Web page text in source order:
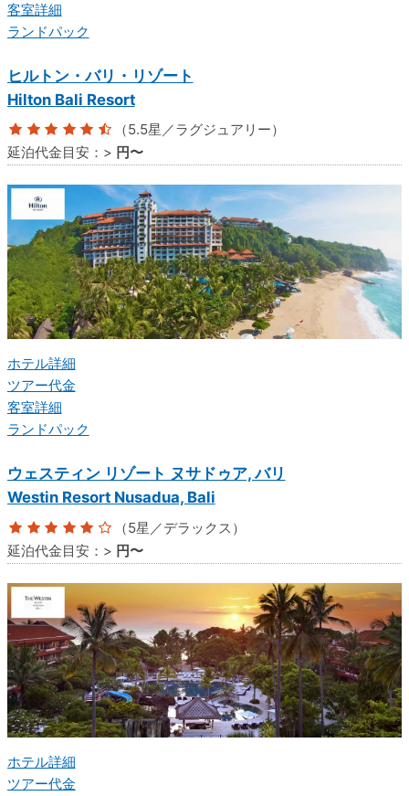
客室詳細
ランドパック
ヒルトン・バリ・リゾート
Hilton Bali Resort
（5.5星／ラグジュアリー）
延泊代金目安： > 円〜
ホテル詳細
ツアー代金
客室詳細
ランドパック
ウェスティン リゾート ヌサドゥア, バリ
Westin Resort Nusadua, Bali
（5星／デラックス）
延泊代金目安： > 円〜
ホテル詳細
ツアー代金